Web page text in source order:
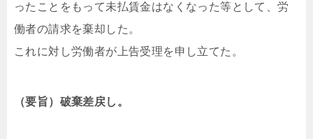
ったことをもって未払賃金はなくなった等として、労
働者の請求を棄却した。
これに対し労働者が上告受理を申し立てた。
（要旨）破棄差戻し。